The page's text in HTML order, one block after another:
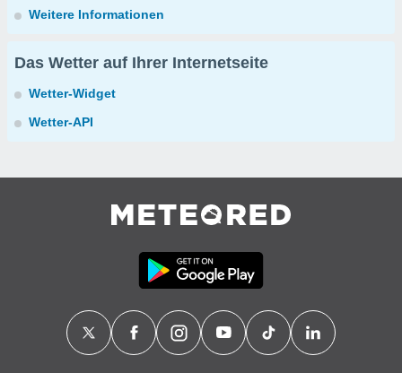
Weitere Informationen
Das Wetter auf Ihrer Internetseite
Wetter-Widget
Wetter-API